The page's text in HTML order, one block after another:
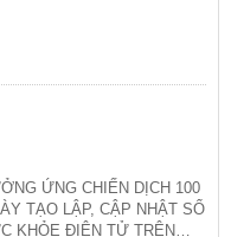
ỨNG CHIẾN DỊCH 100
TẠO LẬP, CẬP NHẬT SỔ
KHỎE ĐIỆN TỬ TRÊN